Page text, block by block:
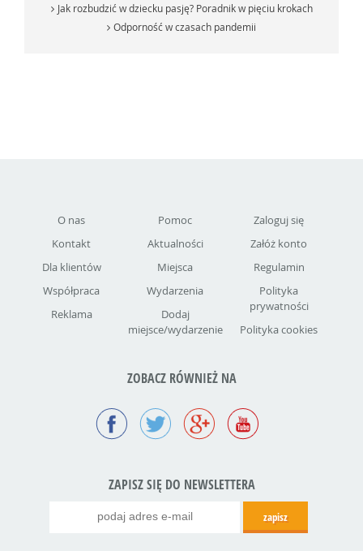
Jak rozbudzić w dziecku pasję? Poradnik w pięciu krokach
Odporność w czasach pandemii
O nas
Kontakt
Dla klientów
Współpraca
Reklama
Pomoc
Aktualności
Miejsca
Wydarzenia
Dodaj
miejsce/wydarzenie
Zaloguj się
Załóż konto
Regulamin
Polityka
prywatności
Polityka cookies
ZOBACZ RÓWNIEŻ NA
ZAPISZ SIĘ DO NEWSLETTERA